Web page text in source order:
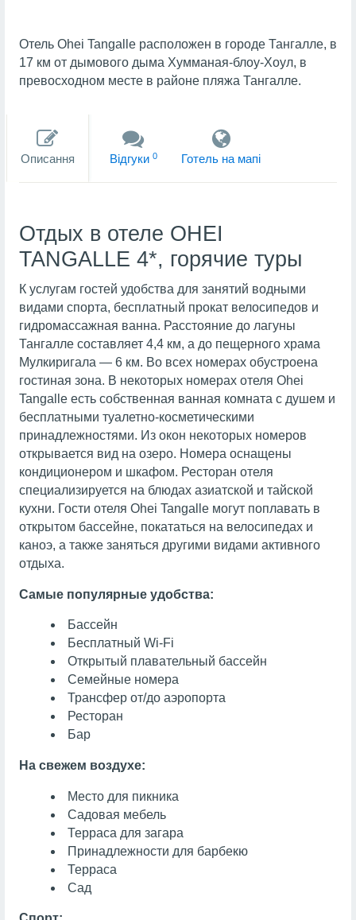
Отель Ohei Tangalle расположен в городе Тангалле, в
17 км от дымового дыма Хумманая-блоу-Хоул, в
превосходном месте в районе пляжа Тангалле.
Описання Вiдгуки 0 Готель на мапi
Отдых в отеле OHEI
TANGALLE 4*, горячие туры
К услугам гостей удобства для занятий водными
видами спорта, бесплатный прокат велосипедов и
гидромассажная ванна. Расстояние до лагуны
Тангалле составляет 4,4 км, а до пещерного храма
Мулкиригала — 6 км. Во всех номерах обустроена
гостиная зона. В некоторых номерах отеля Ohei
Tangalle есть собственная ванная комната с душем и
бесплатными туалетно-косметическими
принадлежностями. Из окон некоторых номеров
открывается вид на озеро. Номера оснащены
кондиционером и шкафом. Ресторан отеля
специализируется на блюдах азиатской и тайской
кухни. Гости отеля Ohei Tangalle могут поплавать в
открытом бассейне, покататься на велосипедах и
каноэ, а также заняться другими видами активного
отдыха.
Самые популярные удобства:
Бассейн
Бесплатный Wi-Fi
Открытый плавательный бассейн
Семейные номера
Трансфер от/до аэропорта
Ресторан
Бар
На свежем воздухе:
Место для пикника
Садовая мебель
Терраса для загара
Принадлежности для барбекю
Терраса
Сад